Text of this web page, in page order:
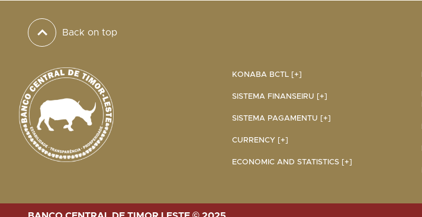
Back on top
KONABA BCTL [+]
SISTEMA FINANSEIRU [+]
SISTEMA PAGAMENTU [+]
CURRENCY [+]
ECONOMIC AND STATISTICS [+]